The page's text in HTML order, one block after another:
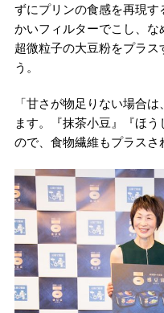
ずにプリンの食感を再現
かいフィルターでこし、な
超微粒子の大豆粉をプラ
う。
「甘さが物足りない場合
ます。『抹茶小豆』『ほ
ので、食物繊維もプラスさ